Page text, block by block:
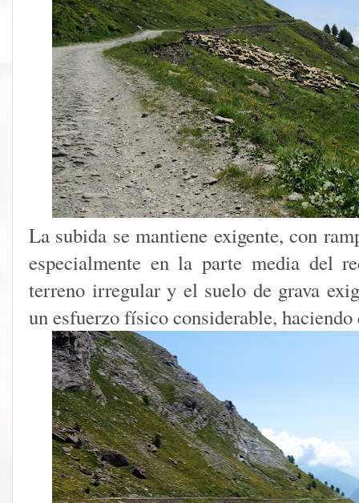
La subida se mantiene exigente, con
especialmente en la parte media del
terreno irregular y el suelo de grava
un esfuerzo físico considerable, haciendo